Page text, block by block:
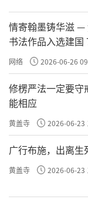
情寄翰墨铸华滋 — 焦作籍书法家马玉河
书法作品入选建国
网络 2026-06-26
修楞严法一定要守
能相应
黄盖寺 2026-06-23
广行布施，出离生
黄盖寺 2026-06-23